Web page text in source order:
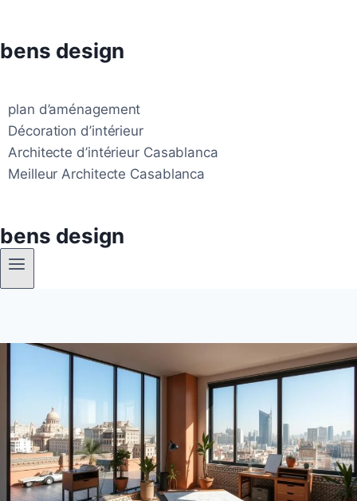
contenu
bens design
plan d’aménagement
Décoration d’intérieur
Architecte d’intérieur Casablanca
Meilleur Architecte Casablanca
bens design